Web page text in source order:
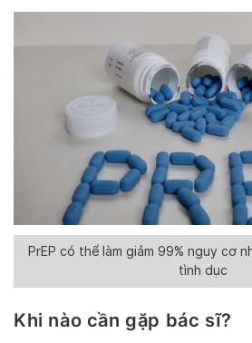
PrEP có thể làm giảm 99% nguy cơ
tình dục
Khi nào cần gặp bác sĩ?